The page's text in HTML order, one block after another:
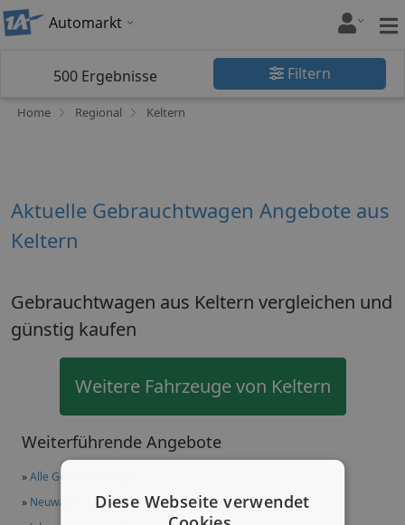
Automarkt
500 Ergebnisse Filtern
Home Regional Keltern
Weiterführende Angebote
»Alle Gebrauchtwagen
» Neuwagen in Keltern
Aktuelle Gebrauchtwagen Angebote aus
Keltern
Gebrauchtwagen aus Keltern vergleichen und
günstig kaufen
Weitere Fahrzeuge von Keltern
Diese Webseite verwendet